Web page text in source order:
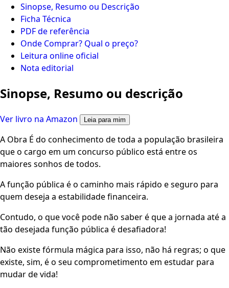
Sinopse, Resumo ou Descrição
Ficha Técnica
PDF de referência
Onde Comprar? Qual o preço?
Leitura online oficial
Nota editorial
Sinopse, Resumo ou descrição
Ver livro na Amazon Leia para mim
A Obra É do conhecimento de toda a população brasileira
que o cargo em um concurso público está entre os
maiores sonhos de todos.
A função pública é o caminho mais rápido e seguro para
quem deseja a estabilidade financeira.
Contudo, o que você pode não saber é que a jornada até a
tão desejada função pública é desafiadora!
Não existe fórmula mágica para isso, não há regras; o que
existe, sim, é o seu comprometimento em estudar para
mudar de vida!